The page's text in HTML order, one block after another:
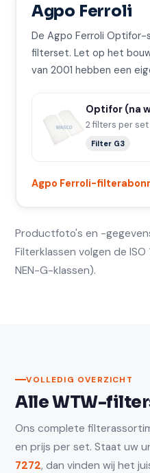
Agpo Ferroli
De Agpo Ferroli
filterset. Let op het
van 2001 hebben een
Optifor (na
2 filters per set
Filter G3
Agpo Ferroli-
Productfoto's en -
Filterklassen volgen de
NEN-G-klassen).
VOLLEDIG OVERZICHT
Alle WTW-
Ons complete
en prijs per set. Staat uw
7272, dan vinden wij het